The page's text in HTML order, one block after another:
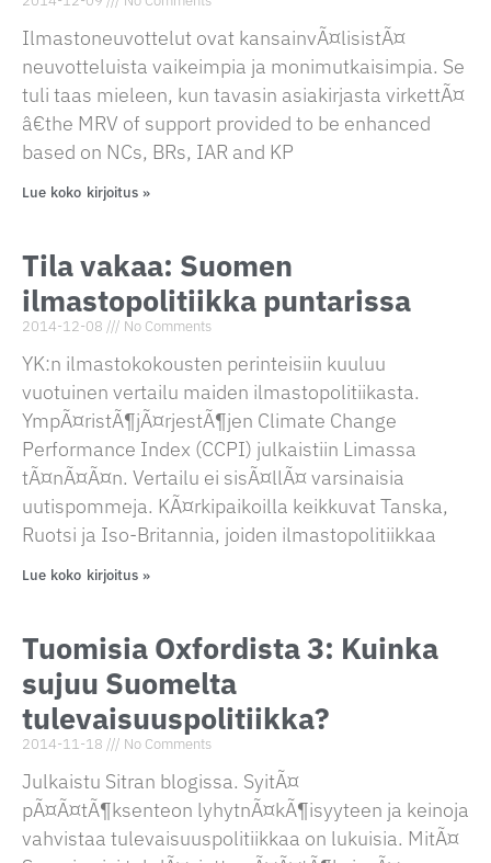
Ilmastoneuvottelut ovat kansainvÃ¤lisistÃ¤
neuvotteluista vaikeimpia ja monimutkaisimpia. Se
tuli taas mieleen, kun tavasin asiakirjasta virkettÃ¤
â€the MRV of support provided to be enhanced
based on NCs, BRs, IAR and KP
Lue koko kirjoitus »
Tila vakaa: Suomen
ilmastopolitiikka puntarissa
2014-12-08 No Comments
YK:n ilmastokokousten perinteisiin kuuluu
vuotuinen vertailu maiden ilmastopolitiikasta.
YmpÃ¤ristÃ¶jÃ¤rjestÃ¶jen Climate Change
Performance Index (CCPI) julkaistiin Limassa
tÃ¤nÃ¤Ã¤n. Vertailu ei sisÃ¤llÃ¤ varsinaisia
uutispommeja. KÃ¤rkipaikoilla keikkuvat Tanska,
Ruotsi ja Iso-Britannia, joiden ilmastopolitiikkaa
Lue koko kirjoitus »
Tuomisia Oxfordista 3: Kuinka
sujuu Suomelta
tulevaisuuspolitiikka?
2014-11-18 No Comments
Julkaistu Sitran blogissa. SyitÃ¤
pÃ¤Ã¤tÃ¶ksenteon lyhytnÃ¤kÃ¶isyyteen ja keinoja
vahvistaa tulevaisuuspolitiikkaa on lukuisia. MitÃ¤